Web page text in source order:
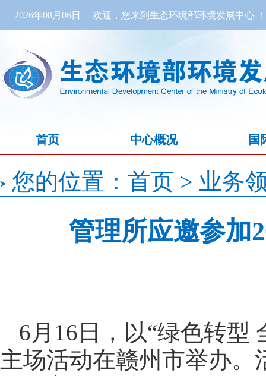
2026年08月06日 欢迎，您来到生态环境部环境发展中心 ！
首页 中心概况 国
您的位置： 首页 > 业务
管理所应邀参加
6月16日，以“绿色转型
主场活动在赣州市举办